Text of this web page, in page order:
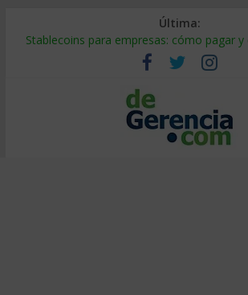
Última:
Stablecoins para empresas: cómo pagar
Despido silencioso: qué es y por qué sale
IA en selección de personal: cómo
Trabajo forzoso en la cadena de
Mercado hispano de EE. UU.: cómo